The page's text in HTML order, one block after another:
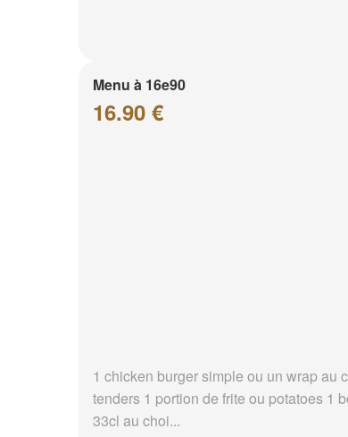
Menu à 16e90
16.90 €
1 chicken burger simple ou un wrap au
tenders 1 portion de frite ou potatoes 1
33cl au choi...